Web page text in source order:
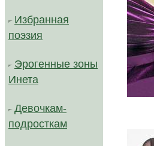
Избранная
поэзия
Эрогенные зоны
Инета
Девочкам-
подросткам